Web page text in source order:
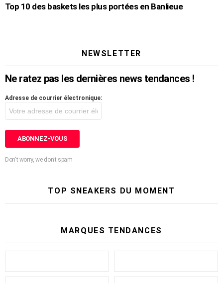
Top 10 des baskets les plus portées en Banlieue
NEWSLETTER
Ne ratez pas les dernières news tendances !
Adresse de courrier électronique:
Don't worry, we don't spam
TOP SNEAKERS DU MOMENT
MARQUES TENDANCES